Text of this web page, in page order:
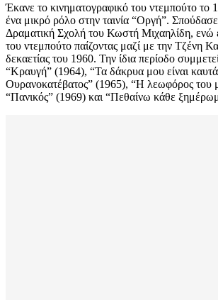
Έκανε το κινηματογραφικό του ντεμπούτο το
ένα μικρό ρόλο στην ταινία “Οργή”.
Δραματική Σχολή του Κωστή Μιχαηλίδη, ενώ
του ντεμπούτο παίζοντας μαζί με την Τζένη
δεκαετίας του 1960. Την ίδια περίοδο
“Κραυγή” (1964), “Τα δάκρυα μου είναι
Ουρανοκατέβατος” (1965), “Η λεωφόρος του
“Πανικός” (1969) και “Πεθαίνω κάθε